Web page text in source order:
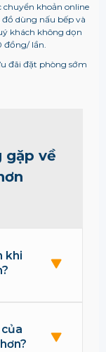
khoản online
dùng nấu bếp và
khách không dọn
lần.
đãi đặt phòng sớm
gặp về
khi